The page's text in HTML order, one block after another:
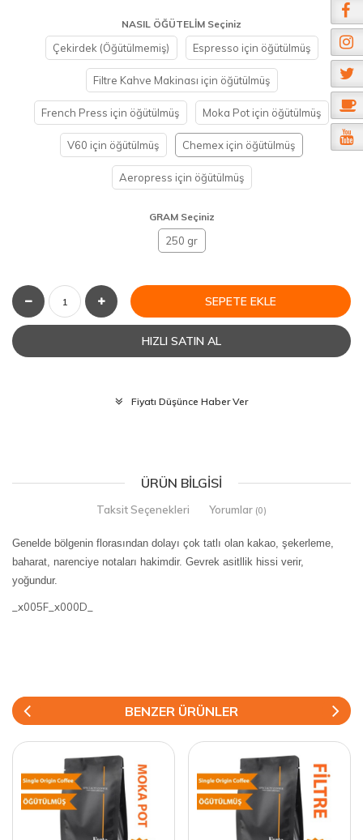
NASIL ÖĞÜTELİM Seçiniz
Çekirdek (Öğütülmemiş) Espresso için öğütülmüş
Filtre Kahve Makinası için öğütülmüş
French Press için öğütülmüş Moka Pot için öğütülmüş
V60 için öğütülmüş Chemex için öğütülmüş
Aeropress için öğütülmüş
GRAM Seçiniz
250 gr
SEPETE EKLE
HIZLI SATIN AL
Fiyatı Düşünce Haber Ver
ÜRÜN BILGISI
Taksit Seçenekleri Yorumlar (0)
Genelde bölgenin florasından dolayı çok tatlı olan kakao, şekerleme,
baharat, narenciye notaları hakimdir. Gevrek asitllik hissi verir,
yoğundur.
_x005F_x000D_
BENZER ÜRÜNLER